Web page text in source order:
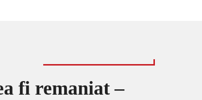
fi remaniat –